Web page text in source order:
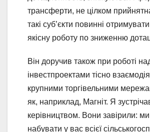
трансферти, не цілком
такі суб’єкти повинні
якісну роботу по зниженню
Він доручив також при роботі
інвестпроектами тісно
крупними торгівельними
як, наприклад, Магніт. Я
керівництвом. Вони завірили: ми
набувати у вас всієї